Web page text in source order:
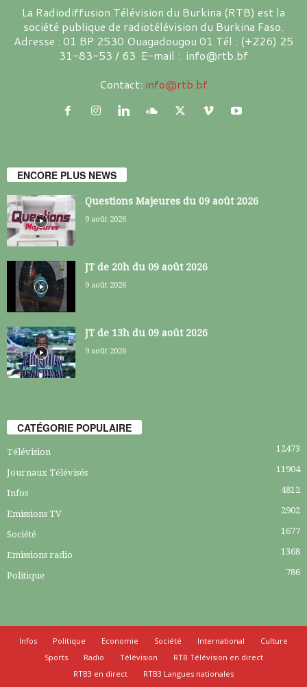
La Radiodiffusion Télévision du Burkina (RTB) est la
société publique de radiotélévision du Burkina Faso.
Adresse : 01 BP 2530 Ouagadougou 01 Tél : (+226) 25
31-83-53 / 63 E-mail : info@rtb.bf
Contact: info@rtb.bf
ENCORE PLUS NEWS
Questions Majeures du 09 août 2026
9 août 2026
JT de 20h du 09 août 2026
9 août 2026
JT de 13h du 09 août 2026
9 août 2026
CATÉGORIE POPULAIRE
Télévision 12473
Journaux Télévisés 11904
Infos 4812
Emissions TV 2902
Société 1677
Emissions radio 1368
Politique 786
Infos Politique Economie Société International
Culture
Sports
Radio Télévision
RTB Télévision en direct
RTB3 en direct
RTB3 Langues nationales